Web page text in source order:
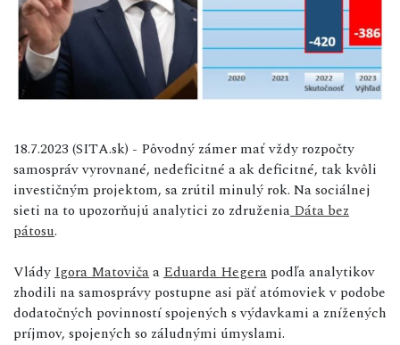
18.7.2023 (SITA.sk) - Pôvodný zámer mať vždy rozpočty
samospráv vyrovnané, nedeficitné a ak deficitné, tak kvôli
investičným projektom, sa zrútil minulý rok. Na sociálnej
sieti na to upozorňujú analytici zo združenia Dáta bez
pátosu.
Vlády Igora Matovičaa Eduarda Hegera podľa analytikov
zhodili na samosprávy postupne asi päť atómoviek v podobe
dodatočných povinností spojených s výdavkami a znížených
príjmov, spojených so záludnými úmyslami.